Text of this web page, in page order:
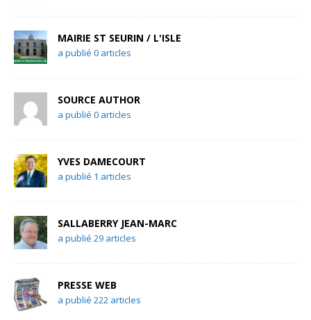
MAIRIE ST SEURIN / L'ISLE
a publié 0 articles
SOURCE AUTHOR
a publié 0 articles
YVES DAMECOURT
a publié 1 articles
SALLABERRY JEAN-MARC
a publié 29 articles
PRESSE WEB
a publié 222 articles